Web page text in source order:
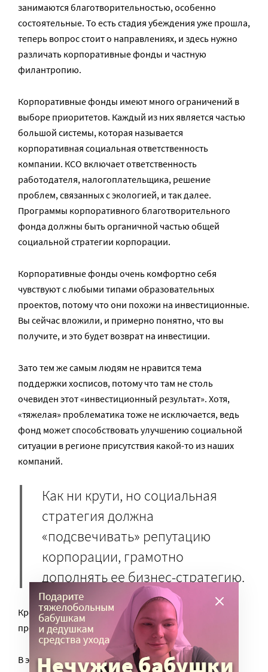
занимаются благотворительностью, особенно
состоятельные. То есть стадия убеждения уже прошла,
теперь вопрос стоит о направлениях, и здесь нужно
различать корпоративные фонды и частную
филантропию.
Корпоративные фонды имеют много ограничений в
выборе приоритетов. Каждый из них является частью
большой системы, которая называется
корпоративная социальная ответственность
компании. КСО включает ответственность
работодателя, налогоплательщика, решение
проблем, связанных с экологией, и так далее.
Программы корпоративного благотворительного
фонда должны быть органичной частью общей
социальной стратегии корпорации.
Корпоративные фонды очень комфортно себя
чувствуют с любыми типами образовательных
проектов, потому что они похожи на инвестиционные.
Вы сейчас вложили, и примерно понятно, что вы
получите, и это будет возврат на инвестиции.
Зато тем же самым людям не нравится тема
поддержки хосписов, потому что там не столь
очевиден этот «инвестиционный результат». Хотя,
«тяжелая» проблематика тоже не исключается, ведь
фонд может способствовать улучшению социальной
ситуации в регионе присутствия какой-то из наших
компаний.
Как ни крути, но социальная
стратегия должна
«подсвечивать» репутацию
корпорации, грамотно
дополнять ее бизнес-стратегию.
Кроме того, важно, чтобы цели благотворительной
программы принимали и одобряли сотрудники.
В этом смысле у такого корпоративного фонда, как